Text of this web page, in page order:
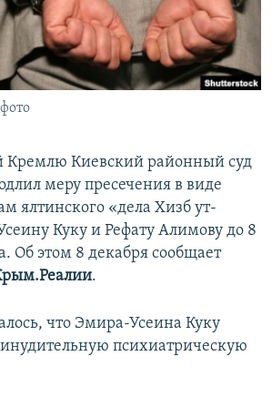
КРЫМА
Кремлю Киевский районный суд
меру пресечения в виде
ялтинского «дела Хизб ут-
Куку и Рефату Алимову до 8
Об этом 8 декабря сообщает
.
что Эмира-Усеина Куку
психиатрическую